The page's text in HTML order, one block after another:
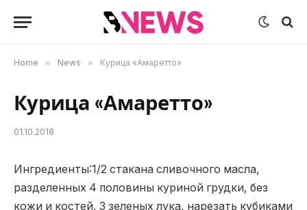
Home » News » Курица «Амаретто»
Курица «Амаретто»
01.10.2018
Ингредиенты:1/2 стакана сливочного масла,
разделенных 4 половины куриной грудки, без
кожи и костей, 3 зеленых лука, нарезать кубиками